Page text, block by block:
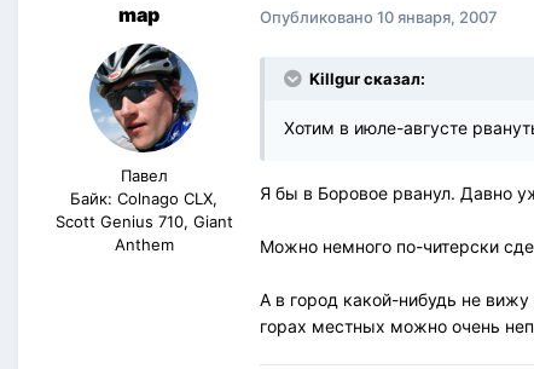
map
Павел
Байк: Colnago CLX,
Scott Genius 710, Giant
Anthem
Опубликовано10 января, 2007
Killgur сказал:
Хотим в июле-августе
Я бы в Боровое рванул. Давно
Можно немного по-читерски
А в город какой-нибудь не
горах местных можно очень